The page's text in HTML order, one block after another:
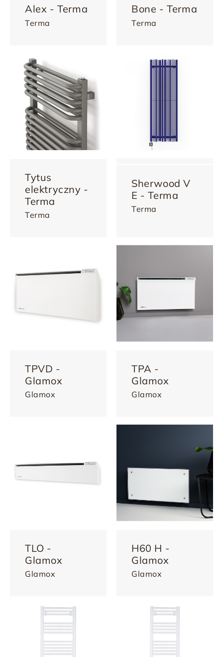
Alex - Terma
Terma
Bone - Terma
Terma
Tytus
elektryczny -
Terma
Terma
Sherwood V
E - Terma
Terma
TPVD -
Glamox
Glamox
TPA -
Glamox
Glamox
TLO -
Glamox
Glamox
H60 H -
Glamox
Glamox